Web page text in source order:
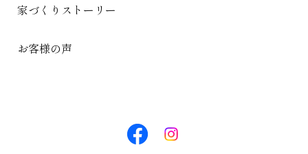
家づくりストーリー
お客様の声